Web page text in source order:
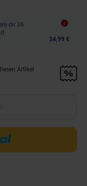
dir 36
34,99 €
auf diesen Artikel
Artikel